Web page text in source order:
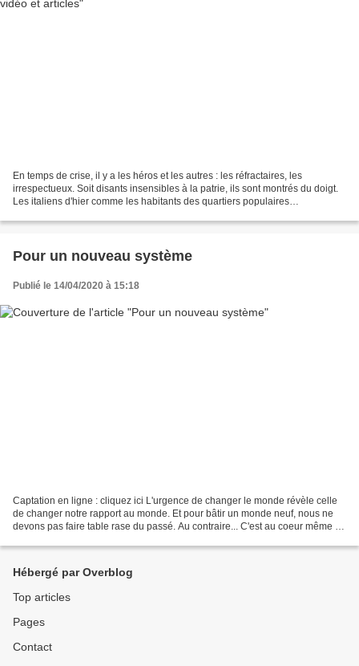
En temps de crise, il y a les héros et les autres : les réfractaires, les
irrespectueux. Soit disants insensibles à la patrie, ils sont montrés du doigt.
Les italiens d'hier comme les habitants des quartiers populaires
Pour un nouveau système
Publié le 14/04/2020 à 15:18
Captation en ligne : cliquez ici L'urgence de changer le monde révèle celle
de changer notre rapport au monde. Et pour bâtir un monde neuf, nous ne
devons pas faire table rase du passé. Au contraire... C'est au coeur même de
Hébergé par Overblog
Top articles
Pages
Contact